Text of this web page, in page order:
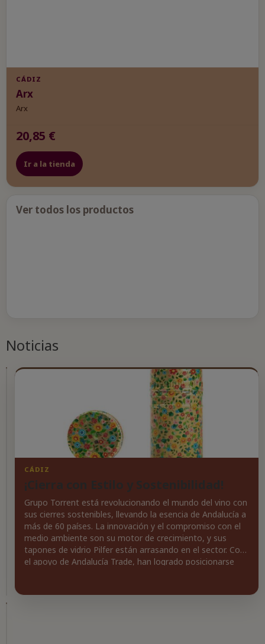
CÁDIZ
Arx
Arx
20,85 €
Ir a la tienda
Ver todos los productos
Noticias
¡Biodiversidad
en
la
copa!
González
Byass
está
revolucionando
mundo
CÁDIZ
¡Cierra con Estilo y Sostenibilidad!
Grupo Torrent está revolucionando el mundo del vino con
sus cierres sostenibles, llevando la esencia de Andalucía a
más de 60 países. La innovación y el compromiso con el
medio ambiente son su motor de crecimiento, y sus
tapones de vidrio Pilfer están arrasando en el sector. Con
el apoyo de Andalucía Trade, han logrado posicionarse
nuevo: ¡son parte de la experiencia del vino! No te quedes